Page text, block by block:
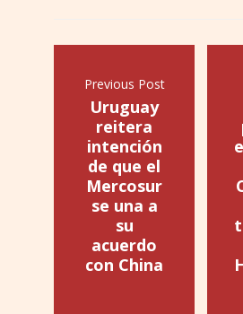
Previous Post
Uruguay
reitera
intención
de que el
Mercosur
se una a
su
acuerdo
con China